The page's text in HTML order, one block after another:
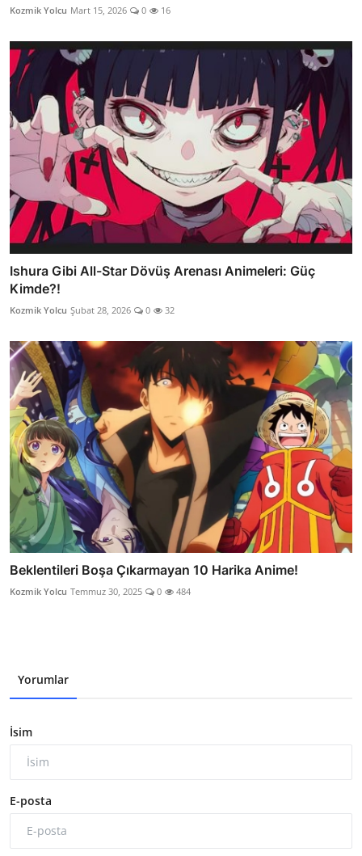
Kozmik Yolcu Mart 15, 2026 0 16
Ishura Gibi All-Star Dövüş Arenası Animeleri: Güç
Kimde?!
Kozmik Yolcu Şubat 28, 2026 0 32
Beklentileri Boşa Çıkarmayan 10 Harika Anime!
Kozmik Yolcu Temmuz 30, 2025 0 484
Yorumlar
İsim
E-posta